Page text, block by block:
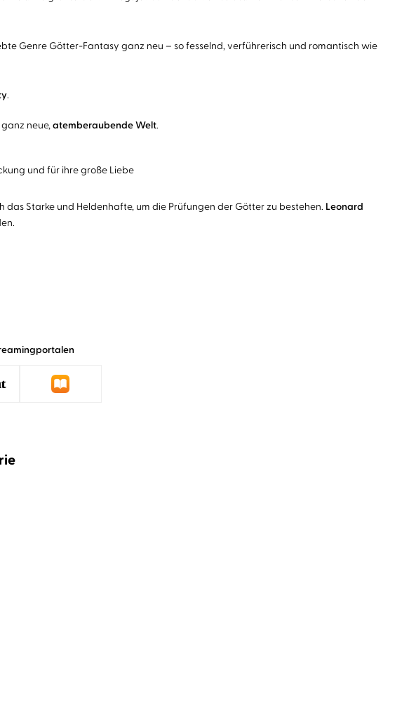
Genre Götter-Fantasy ganz neu – so fesselnd, verführerisch und romantisch wie
.
neue, atemberaubende Welt.
und für ihre große Liebe
Starke und Heldenhafte, um die Prüfungen der Götter zu bestehen. Leonard